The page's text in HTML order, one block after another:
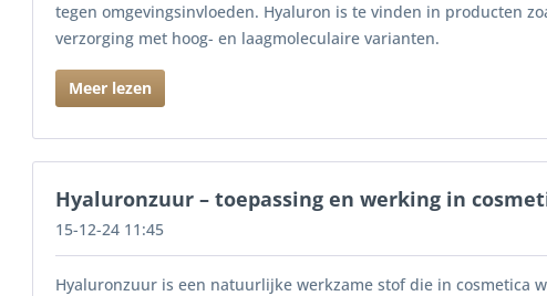
tegen omgevingsinvloeden. Hyaluron is te vinden in producten
verzorging met hoog- en laagmoleculaire varianten.
Meer lezen
Hyaluronzuur – toepassing en werking in
15-12-24 11:45
Hyaluronzuur is een natuurlijke werkzame stof die in cosmetica